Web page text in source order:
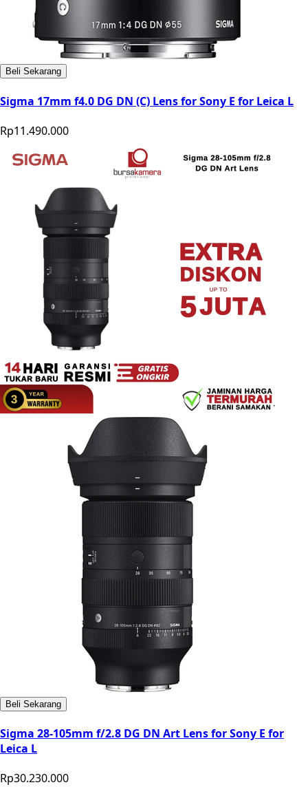
Beli Sekarang
Sigma 17mm f4.0 DG DN (C) Lens for Sony E for Leica L
Rp11.490.000
Beli Sekarang
Sigma 28-105mm f/2.8 DG DN Art Lens for Sony E for
Leica L
Rp30.230.000